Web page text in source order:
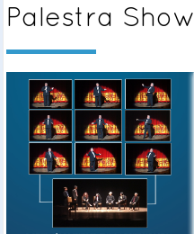
Palestra Show